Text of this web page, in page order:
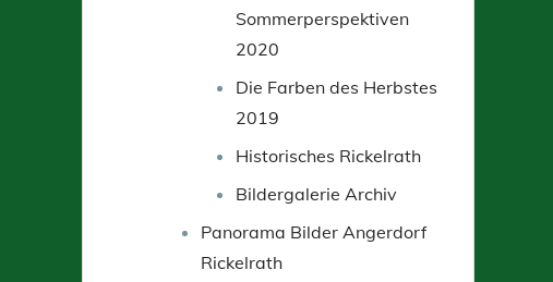
Sommerperspektiven
2020
Die Farben des Herbstes
2019
Historisches Rickelrath
Bildergalerie Archiv
Panorama Bilder Angerdorf
Rickelrath